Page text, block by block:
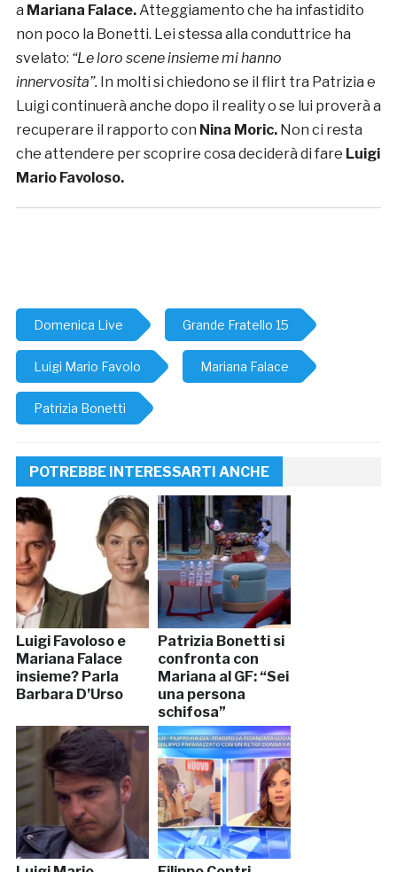
a Mariana Falace.Atteggiamento che ha infastidito
non poco la Bonetti. Lei stessa alla conduttrice ha
svelato: “Le loro scene insieme mi hanno
innervosita”. In molti si chiedono se il flirt tra Patrizia e
Luigi continuerà anche dopo il reality o se lui proverà a
recuperare il rapporto con Nina Moric. Non ci resta
che attendere per scoprire cosa deciderà di fare Luigi
Mario Favoloso.
Domenica Live Grande Fratello 15
Luigi Mario Favolo Mariana Falace
Patrizia Bonetti
POTREBBE INTERESSARTI ANCHE
Luigi Favoloso e
Mariana Falace
insieme? Parla
Barbara D’Urso
Patrizia Bonetti si
confronta con
Mariana al GF: “Sei
una persona
schifosa”